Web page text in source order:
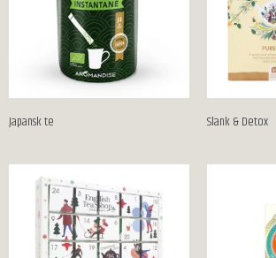
Japansk te Slank & Detox